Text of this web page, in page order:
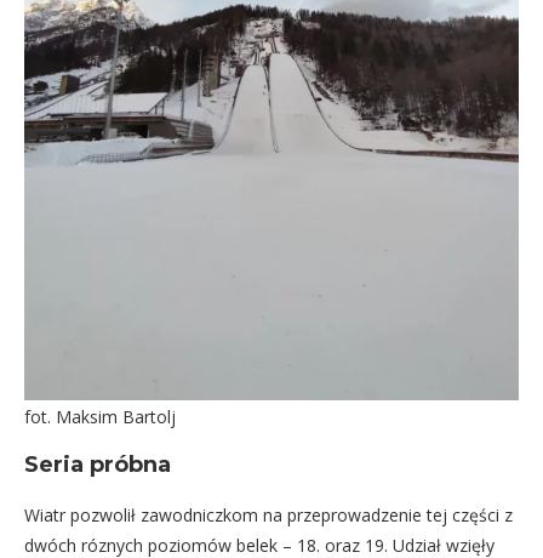
fot. Maksim Bartolj
Seria próbna
Wiatr pozwolił zawodniczkom na przeprowadzenie tej części z
dwóch róznych poziomów belek – 18. oraz 19. Udział wzięły